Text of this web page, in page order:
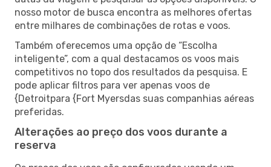
nosso motor de busca encontra as melhores ofertas
entre milhares de combinações de rotas e voos.
Também oferecemos uma opção de “Escolha
inteligente”, com a qual destacamos os voos mais
competitivos no topo dos resultados da pesquisa. E
pode aplicar filtros para ver apenas voos de
{Detroitpara {Fort Myersdas suas companhias aéreas
preferidas.
Alterações ao preço dos voos durante a
reserva